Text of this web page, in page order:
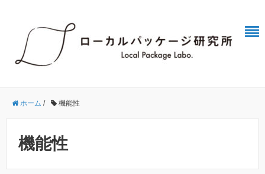
ホーム / 機能性
機能性